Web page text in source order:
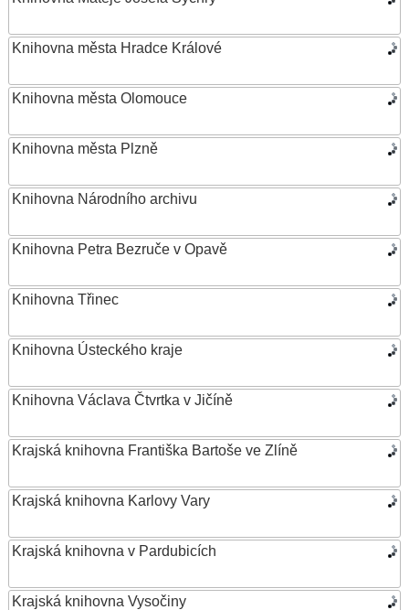
Knihovna města Hradce Králové
Knihovna města Olomouce
Knihovna města Plzně
Knihovna Národního archivu
Knihovna Petra Bezruče v Opavě
Knihovna Třinec
Knihovna Ústeckého kraje
Knihovna Václava Čtvrtka v Jičíně
Krajská knihovna Františka Bartoše ve Zlíně
Krajská knihovna Karlovy Vary
Krajská knihovna v Pardubicích
Krajská knihovna Vysočiny